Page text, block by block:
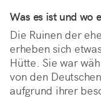
Was es ist und wo
Die Ruinen der
erheben sich
Hütte. Sie war
von den